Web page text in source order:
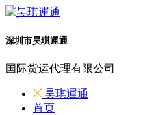
深圳市昊琪運通
国际货运代理有限公司
昊琪運通
首页